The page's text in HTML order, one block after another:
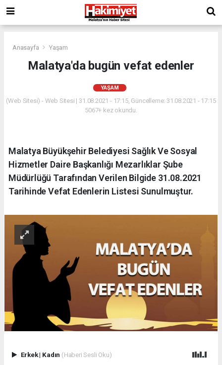
Anasayfa Yaşam
Malatya'da bugün vefat edenler
YAŞAM
(Web Sitesi) - Web Sitesi | 31.08.2021 - 17:15, Güncelleme: 31.08.2021 - 17:15
5067+ kez okundu.
Malatya Büyükşehir Belediyesi Sağlık Ve Sosyal
Hizmetler Daire Başkanlığı Mezarlıklar Şube
Müdürlüğü Tarafından Verilen Bilgide 31.08.2021
Tarihinde Vefat Edenlerin Listesi Sunulmuştur.
Erkek| Kadın (Haberi Sesli Oku)